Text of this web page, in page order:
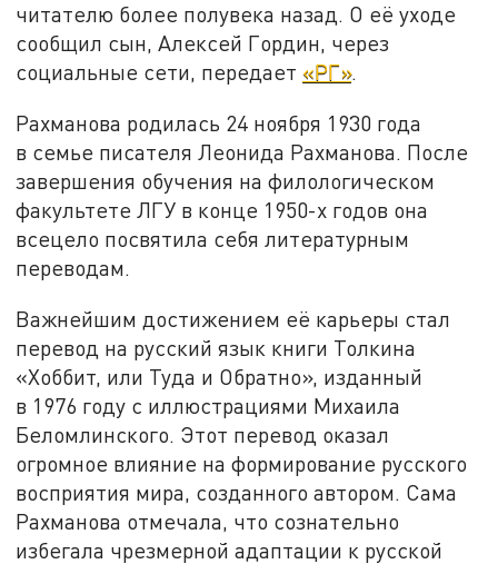
читателю более полувека назад. О её уходе
сообщил сын, Алексей Гордин, через
социальные сети, передает «РГ».
Рахманова родилась 24 ноября 1930 года
в семье писателя Леонида Рахманова. После
завершения обучения на филологическом
факультете ЛГУ в конце 1950-х годов она
всецело посвятила себя литературным
переводам.
Важнейшим достижением её карьеры стал
перевод на русский язык книги Толкина
«Хоббит, или Туда и Обратно», изданный
в 1976 году с иллюстрациями Михаила
Беломлинского. Этот перевод оказал
огромное влияние на формирование русского
восприятия мира, созданного автором. Сама
Рахманова отмечала, что сознательно
избегала чрезмерной адаптации к русской